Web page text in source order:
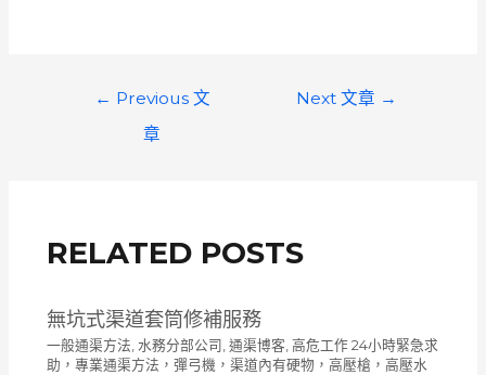
← Previous 文
章
Next 文章 →
RELATED POSTS
無坑式渠道套筒修補服務
一般通渠方法, 水務分部公司 , 通渠博客, 高危工作 24小時緊急求
助，專業通渠方法，彈弓機，渠道內有硬物，高壓槍，高壓水